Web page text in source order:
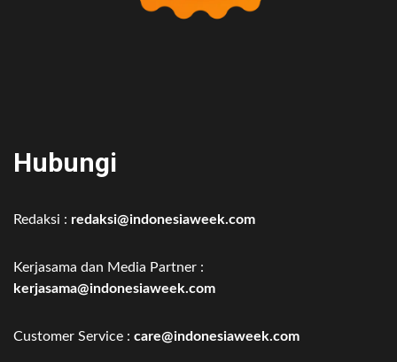
Hubungi
Redaksi : redaksi@indonesiaweek.com
Kerjasama dan Media Partner :
kerjasama@indonesiaweek.com
Customer Service : care@indonesiaweek.com